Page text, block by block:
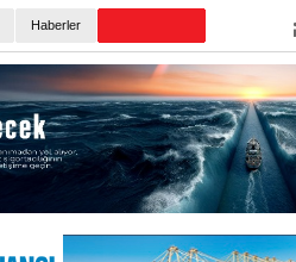
Haberler